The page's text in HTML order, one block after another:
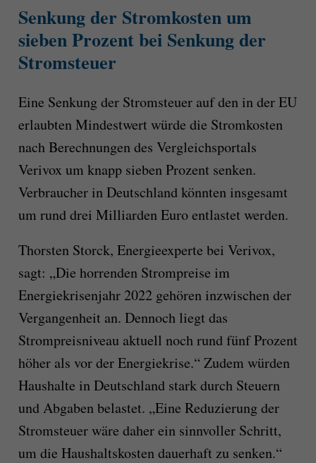
Senkung der Stromkosten um
sieben Prozent bei Senkung der
Stromsteuer
Eine Senkung der Stromsteuer auf den in der EU
erlaubten Mindestwert würde die Stromkosten
nach Berechnungen des Vergleichsportals
Verivox um knapp sieben Prozent senken.
Verbraucher in Deutschland könnten insgesamt
um rund drei Milliarden Euro entlastet werden.
Thorsten Storck, Energieexperte bei Verivox,
sagt: „Die horrenden Strompreise im
Energiekrisenjahr 2022 gehören inzwischen der
Vergangenheit an. Dennoch liegt das
Strompreisniveau aktuell noch rund fünf Prozent
höher als vor der Energiekrise.“ Zudem würden
Haushalte in Deutschland stark durch Steuern
und Abgaben belastet. „Eine Reduzierung der
Stromsteuer wäre daher ein sinnvoller Schritt,
um die Haushaltskosten dauerhaft zu senken.“